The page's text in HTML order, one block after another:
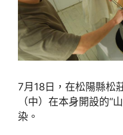
7月18日，在松陽縣松
（中）在本身開設的“
染。